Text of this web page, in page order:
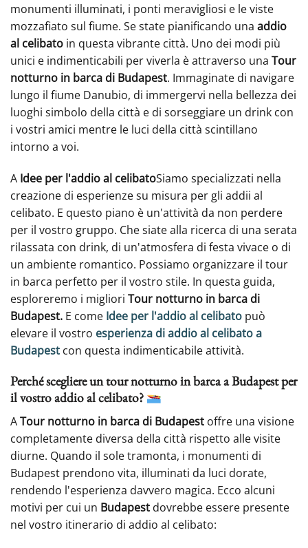
monumenti illuminati, i ponti meravigliosi e le viste
mozzafiato sul fiume. Se state pianificando una addio
al celibato in questa vibrante città. Uno dei modi più
unici e indimenticabili per viverla è attraverso una Tour
notturno in barca di Budapest. Immaginate di navigare
lungo il fiume Danubio, di immergervi nella bellezza dei
luoghi simbolo della città e di sorseggiare un drink con
i vostri amici mentre le luci della città scintillano
intorno a voi.
A Idee per l'addio al celibatoSiamo specializzati nella
creazione di esperienze su misura per gli addii al
celibato. E questo piano è un'attività da non perdere
per il vostro gruppo. Che siate alla ricerca di una serata
rilassata con drink, di un'atmosfera di festa vivace o di
un ambiente romantico. Possiamo organizzare il tour
in barca perfetto per il vostro stile. In questa guida,
esploreremo i migliori Tour notturno in barca di
Budapest. E come Idee per l'addio al celibato può
elevare il vostro esperienza di addio al celibato a
Budapest con questa indimenticabile attività.
Perché scegliere un tour notturno in barca a Budapest per
il vostro addio al celibato?
ATour notturno in barca di Budapest offre una visione
completamente diversa della città rispetto alle visite
diurne. Quando il sole tramonta, i monumenti di
Budapest prendono vita, illuminati da luci dorate,
rendendo l'esperienza davvero magica. Ecco alcuni
motivi per cui un Budapest dovrebbe essere presente
nel vostro itinerario di addio al celibato: